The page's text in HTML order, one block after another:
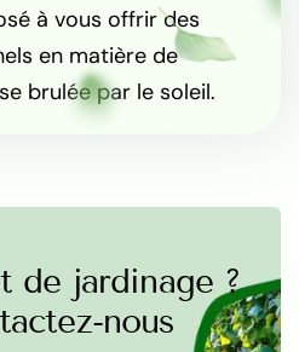
à vous offrir des
en matière de
brulée par le soleil.
de jardinage ?
nous